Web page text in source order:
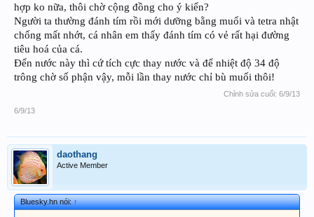
hợp ko nữa, thôi chờ cộng đồng cho ý kiến?
Người ta thường đánh tím rồi mới dưỡng bằng muối và tetra nhật
chống mất nhớt, cá nhân em thấy đánh tím có vẻ rất hại đường
tiêu hoá của cá.
Đến nước này thì cứ tích cực thay nước và để nhiệt độ 34 độ
trông chờ số phận vậy, mỗi lần thay nước chỉ bù muối thôi!
Chỉnh sửa cuối: 6/9/13
6/9/13
daothang
Active Member
Bluesky.hn nói:↑